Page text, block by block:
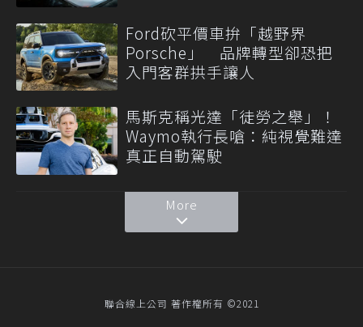
Ford砍平價車拚「越野界
Porsche」 品牌轉型卻恐把
入門客群拱手讓人
馬斯克稱光達「徒勞之舉」！
Waymo執行長嗆：純視覺難達
真正自動駕駛
More
聯合線上公司 著作權所有 ©2021